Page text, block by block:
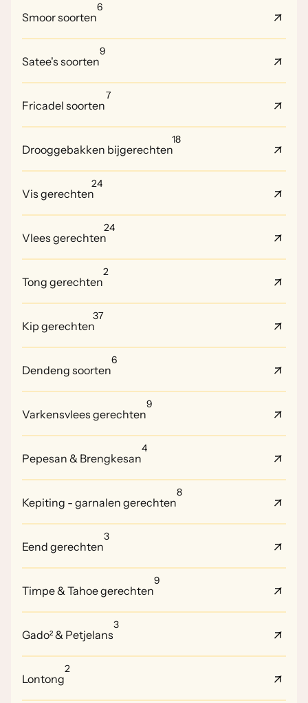
Smoor soorten
6
Satee's soorten
9
Fricadel soorten
7
Drooggebakken bijgerechten
18
Vis gerechten
24
Vlees gerechten
24
Tong gerechten
2
Kip gerechten
37
Dendeng soorten
6
Varkensvlees gerechten
9
Pepesan & Brengkesan
4
Kepiting - garnalen gerechten
8
Eend gerechten
3
Timpe & Tahoe gerechten
9
Gado² & Petjelans
3
Lontong
2